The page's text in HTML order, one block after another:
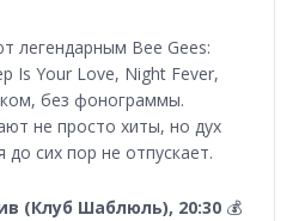
легендарным Bee Gees:
Is Your Love, Night Fever,
без фонограммы.
не просто хиты, но дух
до сих пор не отпускает.
(Клуб Шаблюль), 20:30 💰